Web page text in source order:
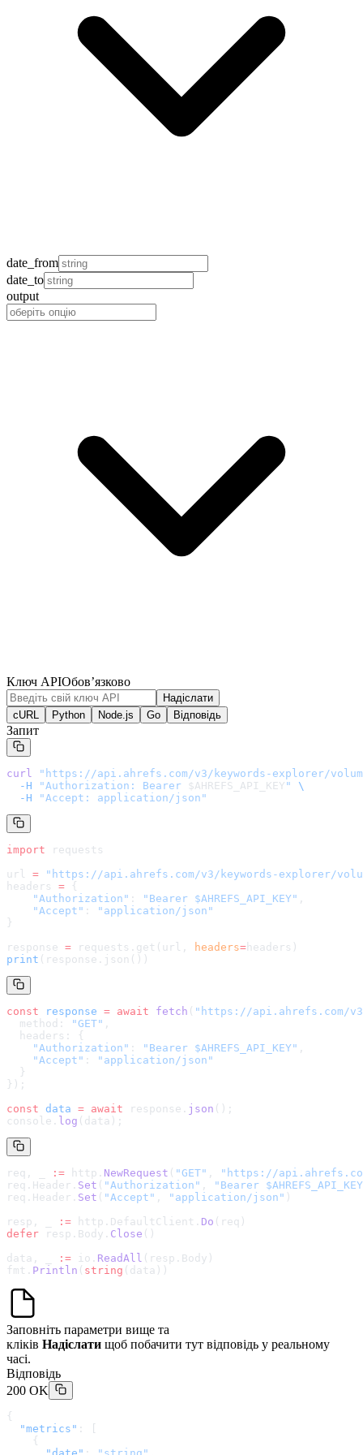
date_from
date_to
output
Ключ APIОбов’язково
Надіслати
cURL
Python Node.js Go Відповідь
Запит
curl " https://api.ahrefs.com/v3/keywords-explorer/
  -H
"Authorization: Bearer $AHREFS_API_KEY "
\
  -H
"Accept: application/json"
import requests
url = " https://api.ahrefs.com/v3/keywords-explorer/
headers = {
    "Authorization"
: "Bearer $AHREFS_API_KEY" ,
    "Accept"
:
"application/json"
}
response = requests.get(url, headers= headers )
print (response.json())
const response = await fetch ( " https://api.ahrefs.com/
  method:
"GET" ,
  headers: {
    "Authorization"
: "Bearer $AHREFS_API_KEY" ,
    "Accept"
:
"application/json"
  }
});
const data = await response. json ();
console. log (data);
req, _ := http. NewRequest ( "GET" , " https://
req.Header. Set ( "Authorization" ,
"Bearer
req.Header. Set ( "Accept" , "application/json" )
resp, _
:= http.DefaultClient. Do (req)
defer resp.Body. Close ()
data, _
:= io. ReadAll (resp.Body)
fmt. Println ( string (data))
Заповніть параметри вище та
кліків Надіслати щоб побачити тут відповідь у реальному
часі.
Відповідь
200 OK
{
  "metrics"
: [
    {